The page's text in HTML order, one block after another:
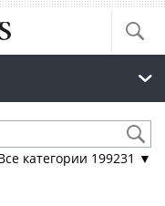
категории 199231 ▼